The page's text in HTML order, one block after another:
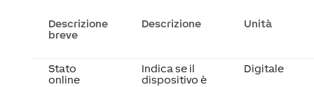
Descrizione
breve
Descrizione Unità
Stato
online
Indica se il
dispositivo è
Digitale